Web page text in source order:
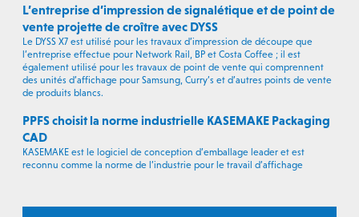
L’entreprise d’impression de signalétique et de point de
vente projette de croître avec DYSS
Le DYSS X7 est utilisé pour les travaux d’impression de découpe que
l’entreprise effectue pour Network Rail, BP et Costa Coffee ; il est
également utilisé pour les travaux de point de vente qui comprennent
des unités d’affichage pour Samsung, Curry’s et d’autres points de vente
de produits blancs.
PPFS choisit la norme industrielle KASEMAKE Packaging
CAD
KASEMAKE est le logiciel de conception d’emballage leader et est
reconnu comme la norme de l’industrie pour le travail d’affichage